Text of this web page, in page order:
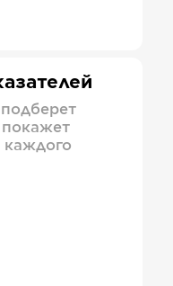
каждого